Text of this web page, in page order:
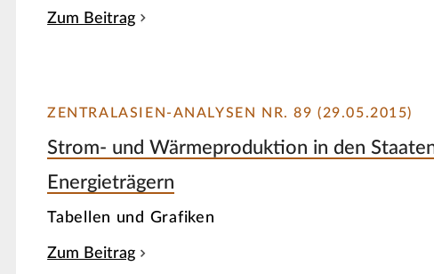
Zum Beitrag
ZENTRALASIEN-ANALYSEN NR. 89 (29.05.2015)
Strom- und Wärmeproduktion in den
Energieträgern
Tabellen und Grafiken
Zum Beitrag